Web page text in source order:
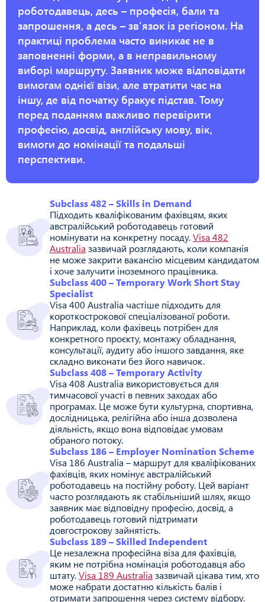
роботодавець, десь – професія, бали та
запрошення, а десь – зв’язок із регіоном. На
практиці проблема часто виникає не в
заповненні форми, а в неправильному
виборі маршруту. Заявник може відповідати
вимогам однієї візи, але втратити час на
іншу, де від початку бракує підстав. Тому
перед поданням важливо перевірити
професію, досвід, англійську мову, вік,
вимоги до номінації та подальші
перспективи.
Subclass 482 – Skills in Demand
Підходить кваліфікованим фахівцям, яких
австралійський роботодавець готовий
номінувати на конкретну посаду.Visa 482
Australia зазвичай розглядають, коли компанія
не може закрити вакансію місцевим кандидатом
і хоче залучити іноземного працівника.
Subclass 400 – Temporary Work Short Stay
Specialist
Visa 400 Australia частіше підходить для
короткострокової спеціалізованої роботи.
Наприклад, коли фахівець потрібен для
конкретного проєкту, монтажу обладнання,
консультації, аудиту або іншого завдання, яке
складно виконати без його навичок.
Subclass 408 – Temporary Activity
Visa 408 Australia використовується для
тимчасової участі в певних заходах або
програмах. Це може бути культурна, спортивна,
дослідницька, релігійна або інша дозволена
діяльність, якщо вона відповідає умовам
обраного потоку.
Subclass 186 – Employer Nomination Scheme
Visa 186 Australia – маршрут для кваліфікованих
фахівців, яких номінує австралійський
роботодавець на постійну роботу. Цей варіант
часто розглядають як стабільніший шлях, якщо
заявник має відповідну професію, досвід, а
роботодавець готовий підтримати
довгострокову зайнятість.
Subclass 189 – Skilled Independent
Це незалежна професійна віза для фахівців,
яким не потрібна номінація роботодавця або
штату.Visa 189 Australia зазвичай цікава тим, хто
може набрати достатню кількість балів і
отримати запрошення через систему відбору.